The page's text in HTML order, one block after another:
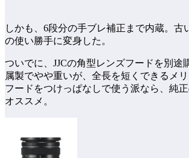
しかも、6段分の手ブレ補正まで内蔵。古
の使い勝手に変身した。
ついでに、JJCの角型レンズフードを別途
属製でやや重いが、全長を短くできるメ
フードをつけっぱなしで使う派なら、純
オススメ。